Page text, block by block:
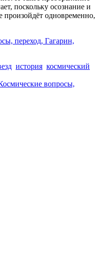
поскольку осознание и
одновременно,
переход, Гагарин,
история космический
вопросы,